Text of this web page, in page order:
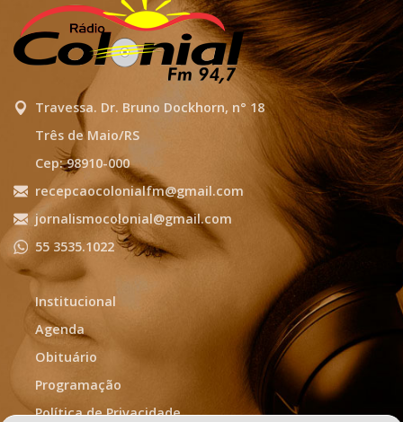
Travessa. Dr. Bruno Dockhorn, n° 18
Três de Maio/RS
Cep: 98910-000
recepcaocolonialfm@gmail.com
jornalismocolonial@gmail.com
55 3535.1022
Institucional
Agenda
Obituário
Programação
Política de Privacidade